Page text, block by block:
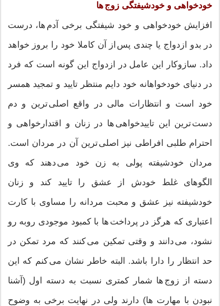
خودخواهی و خودشیفتگی زوج ها
افزایش خودخواهی و خود شیفتگی برخی آدم ها، درست
در بدو ازدواج یا چندی پس از آن کاملا خود را بروز خواهد
داد. سازوکار این عامل در ازدواج این گونه است که فرد
در دنیای خودخواهانه خود دایم منتظر تایید و تمجید همسر
خود است و انتظارات مالی در واقع اصلی ترین و دم
دست ترین این تاییدخواهی ها در زنان و اقتدارخواهی و
احترام طلبی افراطی نیز اصلی ترین آن در مردان است.
مردان خودشیفته پولی به زن خود می دهند که وی
الگوهای غلط خودش از عشق را تایید کند و زنان
خودشیفته نیز عشق و محبت مردانه را مساوی با کارت
اعتباری که هرگز در پرداخت ها با کمبود موجودی روبه رو
نشود، می دانند و وقتی تمکین می کنند که مرد تمکن در
حد انتظار را دارا باشد. البته خاطر نشان می کنم که این
دسته از زوج ها شمار کمتری نسبت به دسته اول (آشنا
نبودن با مهارت ها) دارند ولی در نهایت برخی به وضوح